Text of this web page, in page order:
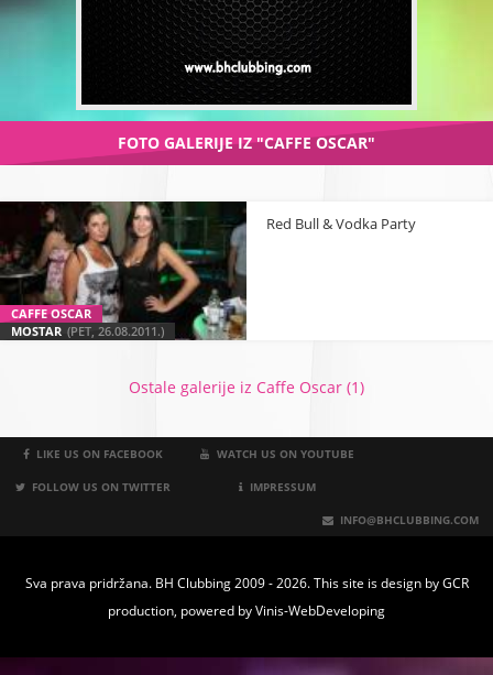
FOTO GALERIJE IZ "CAFFE OSCAR"
CAFFE OSCAR
MOSTAR (PET, 26.08.2011.)
Red Bull & Vodka Party
Ostale galerije iz Caffe Oscar (1)
LIKE US ON FACEBOOK WATCH US ON YOUTUBE
FOLLOW US ON TWITTER IMPRESSUM
INFO@BHCLUBBING.COM
Sva prava pridržana. BH Clubbing 2009 - 2026. This site is design byGCR
production, powered byVinis-WebDeveloping